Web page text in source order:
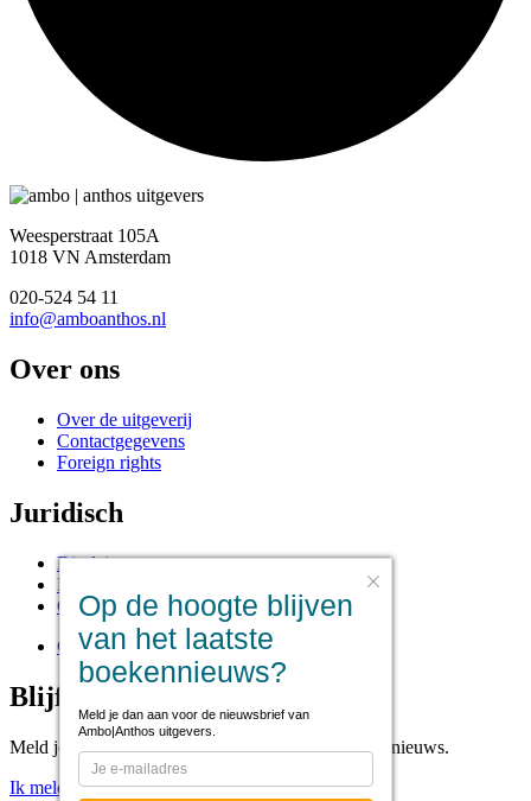
Weesperstraat 105A
1018 VN Amsterdam
020-524 54 11
info@amboanthos.nl
Over ons
Over de uitgeverij
Contactgegevens
Foreign rights
Juridisch
Disclaimer
Privacy statement
Cookies
Cookie instellingen
Blijf op de hoogte
Meld je aan voor onze nieuwsbrief voor het laatste nieuws.
Ik meld me aan!
Op de hoogte blijven
van het laatste
boekennieuws?
Meld je dan aan voor de nieuwsbrief van
Ambo|Anthos uitgevers.